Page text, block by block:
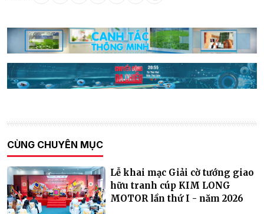
CÙNG CHUYÊN MỤC
Lễ khai mạc Giải cờ tướng giao
hữu tranh cúp KIM LONG
MOTOR lần thứ I - năm 2026